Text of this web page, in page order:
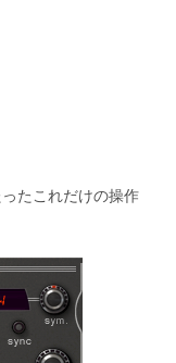
たこれだけの操作